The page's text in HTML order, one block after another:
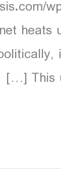
As the planet
This